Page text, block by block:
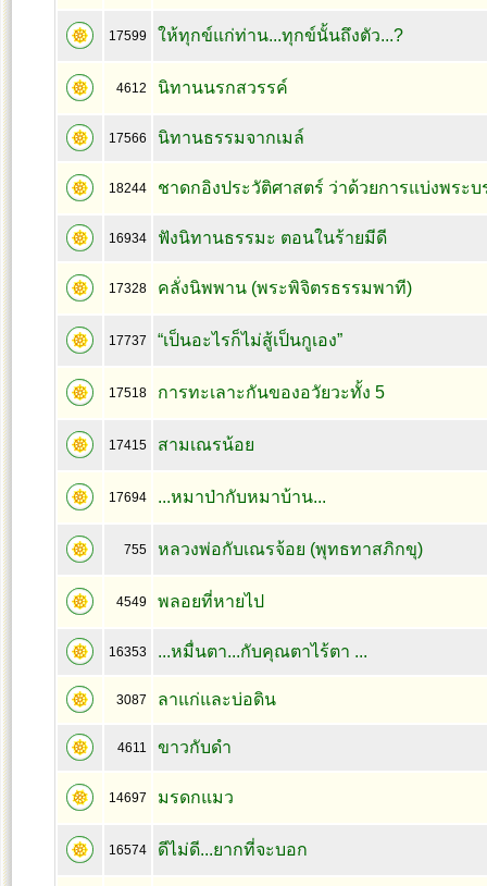
17599 ให้ทุกข์แก่ท่าน...ทุกข์นั้นถึงตัว...?
4612 นิทานนรกสวรรค์
17566 นิทานธรรมจากเมล์
18244 ชาดกอิงประวัติศาสตร์ ว่าด้วยการแบ่งพระ
16934 ฟังนิทานธรรมะ ตอนในร้ายมีดี
17328 คลั่งนิพพาน (พระพิจิตรธรรมพาที)
17737 “เป็นอะไรก็ไม่สู้เป็นกูเอง”
17518 การทะเลาะกันของอวัยวะทั้ง 5
17415 สามเณรน้อย
17694 ...หมาป่ากับหมาบ้าน...
755 หลวงพ่อกับเณรจ้อย (พุทธทาสภิกขุ)
4549 พลอยที่หายไป
16353 ...หมื่นตา...กับคุณตาไร้ตา ...
3087 ลาแก่และบ่อดิน
4611 ขาวกับดำ
14697 มรดกแมว
16574 ดีไม่ดี...ยากที่จะบอก